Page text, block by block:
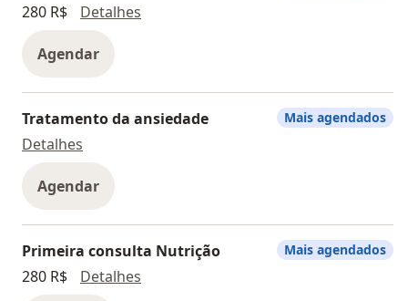
280 R$
Detalhes
Agendar
Tratamento da ansiedade
Detalhes
Agendar
Mais agendados
Primeira consulta Nutrição
280 R$
Detalhes
Mais agendados